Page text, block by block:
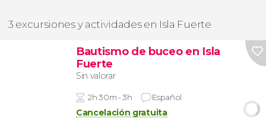
3 excursiones y actividades en Isla Fuerte
Bautismo de buceo en Isla
Fuerte
Sin valorar
2h 30m - 3h Español
Cancelación gratuita